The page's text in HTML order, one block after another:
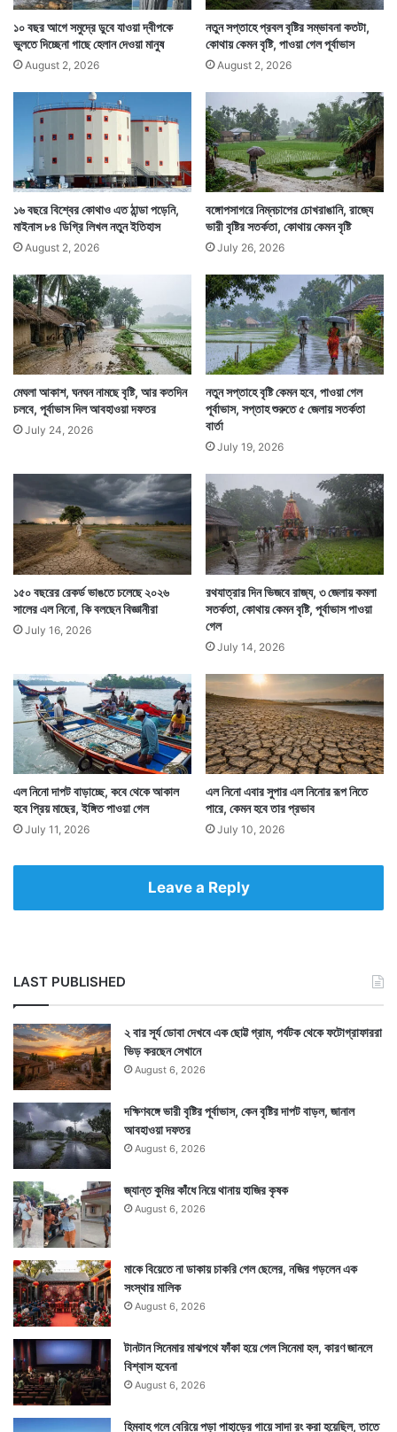
বৃষ্টির পূর্বাভাস। যার মধ্যে রয়েছে কলকাতার ২ ধারে থাকা ২ জেলা
উত্তর ২৪ পরগনা ও দক্ষিণ ২৪ পরগনা।
এই ২ জেলায় বৃষ্টির পূর্বাভাস রয়েছে। এছাড়াও বৃষ্টির পূর্বাভাস
রয়েছে পূর্ব বর্ধমান ও বীরভূমের জন্য। বৃষ্টি হবে মুর্শিদাবাদেও।
তবে মুর্শিদাবাদে প্রবল বৃষ্টির সম্ভাবনা কম। মুর্শিদাবাদে হাল্কা
থেকে মাঝারি বৃষ্টির সম্ভাবনা রয়েছে। উপগ্রহ চিত্রেও গাঙ্গেয়
পশ্চিমবঙ্গের ওপর মেঘের সঞ্চার দেখা যাচ্ছে।
Tags Alipore Meteorological Department
১০ বছর আগে সমুদ্রে ডুবে যাওয়া দ্বীপকে
ভুলতে দিচ্ছেনা গাছে হেলান দেওয়া মানুষ
August 2, 2026
নতুন সপ্তাহে প্রবল বৃষ্টির সম্ভাবনা কতটা,
কোথায় কেমন বৃষ্টি, পাওয়া গেল পূর্বাভাস
August 2, 2026
১৬ বছরে বিশ্বের কোথাও এত ঠান্ডা পড়েনি,
মাইনাস ৮৪ ডিগ্রি লিখল নতুন ইতিহাস
August 2, 2026
বঙ্গোপসাগরে নিম্নচাপের চোখরাঙানি, রাজ্যে
ভারী বৃষ্টির সতর্কতা, কোথায় কেমন বৃষ্টি
July 26, 2026
মেঘলা আকাশ, ঘনঘন নামছে বৃষ্টি, আর কতদিন
চলবে, পূর্বাভাস দিল আবহাওয়া দফতর
July 24, 2026
নতুন সপ্তাহে বৃষ্টি কেমন হবে, পাওয়া গেল
পূর্বাভাস, সপ্তাহ শুরুতে ৫ জেলায় সতর্কতা
বার্তা
July 19, 2026
১৫০ বছরের রেকর্ড ভাঙতে চলেছে ২০২৬
সালের এল নিনো, কি বলছেন বিজ্ঞানীরা
July 16, 2026
রথযাত্রার দিন ভিজবে রাজ্য, ৩ জেলায় কমলা
সতর্কতা, কোথায় কেমন বৃষ্টি, পূর্বাভাস পাওয়া
গেল
July 14, 2026
এল নিনো দাপট বাড়াচ্ছে, কবে থেকে আকাল
হবে প্রিয় মাছের, ইঙ্গিত পাওয়া গেল
July 11, 2026
এল নিনো এবার সুপার এল নিনোর রূপ নিতে
পারে, কেমন হবে তার প্রভাব
July 10, 2026
Leave a Reply
LAST PUBLISHED
২ বার সূর্য ডোবা দেখবে এক ছোট্ট গ্রাম, পর্যটক থেকে ফটোগ্রাফাররা
ভিড় করছেন সেখানে
August 6, 2026
দক্ষিণবঙ্গে ভারী বৃষ্টির পূর্বাভাস, কেন বৃষ্টির দাপট বাড়ল, জানাল
আবহাওয়া দফতর
August 6, 2026
জ্যান্ত কুমির কাঁধে নিয়ে থানায় হাজির কৃষক
August 6, 2026
মাকে বিয়েতে না ডাকায় চাকরি গেল ছেলের, নজির গড়লেন এক
সংস্থার মালিক
August 6, 2026
টানটান সিনেমার মাঝপথে ফাঁকা হয়ে গেল সিনেমা হল, কারণ জানলে
বিশ্বাস হবেনা
August 6, 2026
হিমবাহ গলে বেরিয়ে পড়া পাহাড়ের গায়ে সাদা রং করা হয়েছিল, তাতে